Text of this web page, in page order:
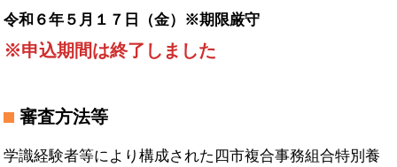
令和６年５月１７日（金）※期限厳守
※申込期間は終了しました
審査方法等
学識経験者等により構成された四市複合事務組合特別養